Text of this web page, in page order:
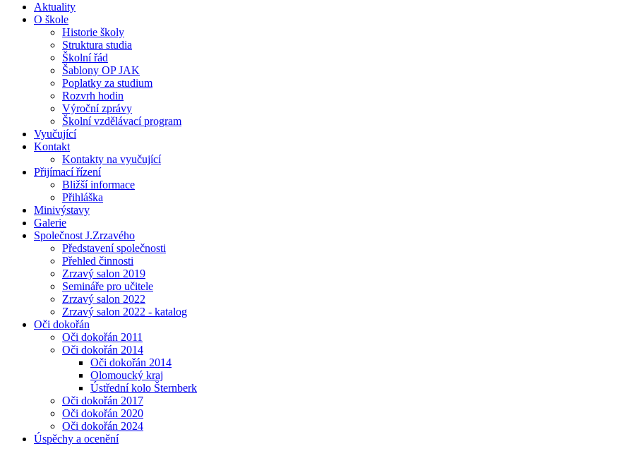
Aktuality
O škole
Historie školy
Struktura studia
Školní řád
Šablony OP JAK
Poplatky za studium
Rozvrh hodin
Výroční zprávy
Školní vzdělávací program
Vyučující
Kontakt
Kontakty na vyučující
Přijímací řízení
Bližší informace
Přihláška
Minivýstavy
Galerie
Společnost J.Zrzavého
Představení společnosti
Přehled činnosti
Zrzavý salon 2019
Semináře pro učitele
Zrzavý salon 2022
Zrzavý salon 2022 - katalog
Oči dokořán
Oči dokořán 2011
Oči dokořán 2014
Oči dokořán 2014
Olomoucký kraj
Ústřední kolo Šternberk
Oči dokořán 2017
Oči dokořán 2020
Oči dokořán 2024
Úspěchy a ocenění